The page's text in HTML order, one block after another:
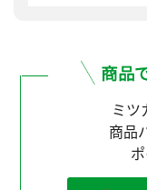
ミツ
商品